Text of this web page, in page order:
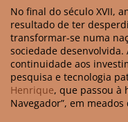
No final do século XVII,
resultado de ter
transformar-se numa
sociedade
continuidade aos
pesquisa e tecnologia
Henrique, que passou à
Navegador”, em meados